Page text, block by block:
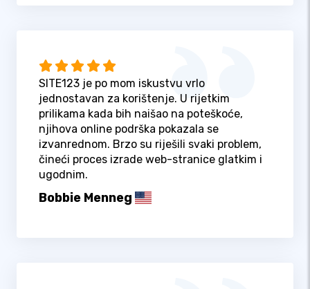
SITE123 je po mom iskustvu vrlo
jednostavan za korištenje. U rijetkim
prilikama kada bih naišao na poteškoće,
njihova online podrška pokazala se
izvanrednom. Brzo su riješili svaki problem,
čineći proces izrade web-stranice glatkim i
ugodnim.
Bobbie Menneg